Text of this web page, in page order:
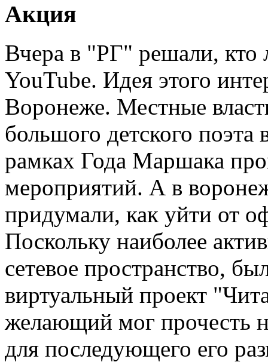
Акция
Вчера в "РГ" решали, кто
YouTube. Идея этого
Воронеже. Местные
большого детского
рамках Года Маршака
мероприятий. А в
придумали, как уйти от
Поскольку наиболее
сетевое пространство,
виртуальный проект
желающий мог прочесть
для последующего его